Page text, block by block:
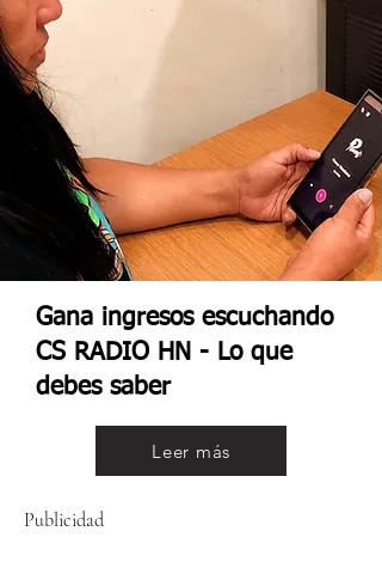
Gana ingresos escuchando
CS RADIO HN - Lo que
debes saber
Leer más
Publicidad